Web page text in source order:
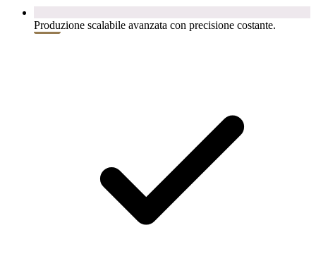
Produzione scalabile avanzata con precisione costante.